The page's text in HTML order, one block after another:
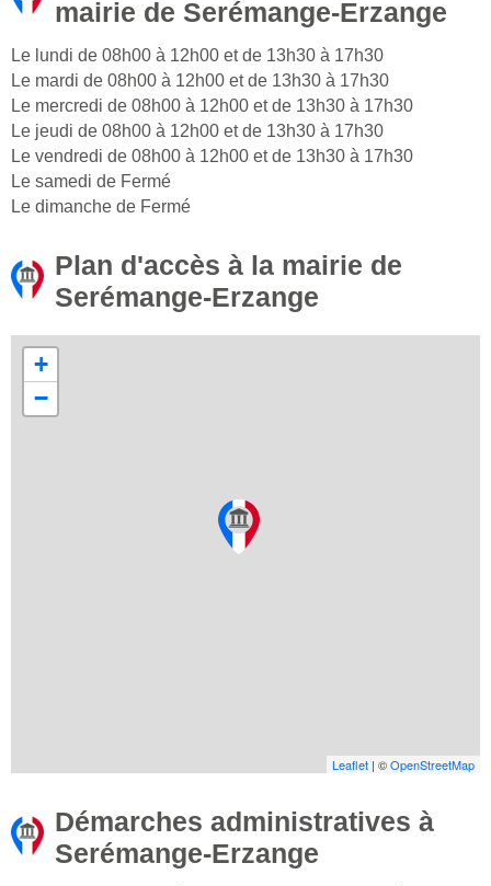
mairie de Serémange-Erzange
Le lundi de 08h00 à 12h00 et de 13h30 à 17h30
Le mardi de 08h00 à 12h00 et de 13h30 à 17h30
Le mercredi de 08h00 à 12h00 et de 13h30 à 17h30
Le jeudi de 08h00 à 12h00 et de 13h30 à 17h30
Le vendredi de 08h00 à 12h00 et de 13h30 à 17h30
Le samedi de Fermé
Le dimanche de Fermé
Plan d'accès à la mairie de
Serémange-Erzange
+
−
Leaflet | ©OpenStreetMap
Démarches administratives à
Serémange-Erzange